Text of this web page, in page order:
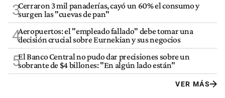
3Cerraron 3 mil panaderías, cayó un 60% el consumo y
surgen las "cuevas de pan"
4Aeropuertos: el "empleado fallado" debe tomar una
decisión crucial sobre Eurnekian y sus negocios
5El Banco Central no pudo dar precisiones sobre un
sobrante de $4 billones: "En algún lado están"
VER MÁS